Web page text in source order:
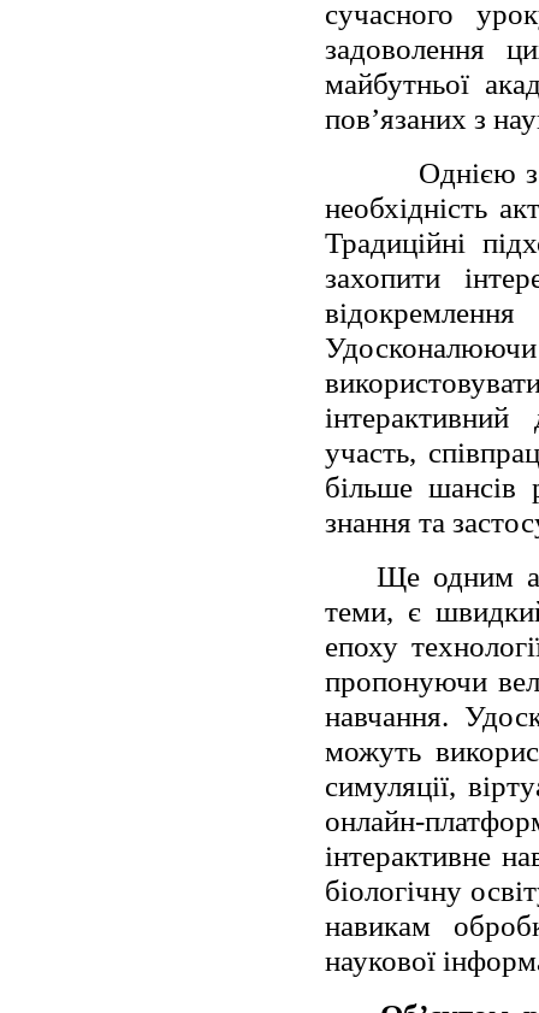
сучасного
задоволення
майбутньої
пов’язаних з
Однією з
необхідність
Традиційні
захопити
участь,
більше шансів
знання та
Ще одним
теми, є
епоху
пропонуючи
навчання.
можуть
симуляції,
онлайн-
інтерактивне
біологічну
навикам
наукової